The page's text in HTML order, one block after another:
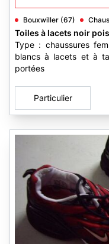
Bouxwiller (67)
Toiles à lacets noir
Type : chaussures
blancs à lacets et à
portées
Particulier